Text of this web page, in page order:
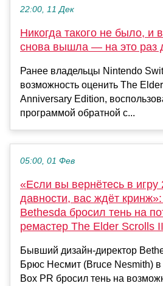
22:00, 11 Дек
Никогда такого не было, и
снова вышла — на это раз
Ранее владельцы Nintendo
возможность оценить The
Anniversary Edition,
программой обратной с...
05:00, 01 Фев
«Если вы вернётесь в игру
давности, вас ждёт
Bethesda бросил тень на
ремастер The Elder Scrolls
Бывший дизайн-директор
Брюс Несмит (Bruce Nesmith)
Box PR бросил тень на